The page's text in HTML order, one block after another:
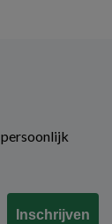
Inschrijven